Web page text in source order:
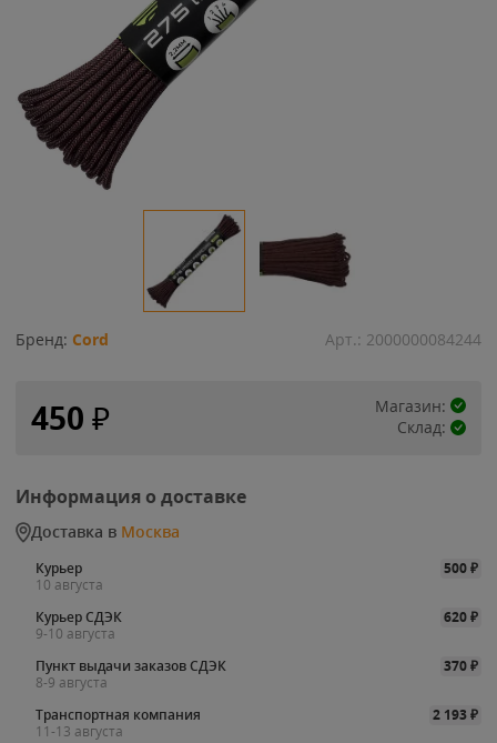
Бренд: Cord Арт.: 2000000084244
450 ₽
Магазин:
Склад:
Информация о доставке
Доставка в Москва
Курьер 500₽
10 августа
Курьер СДЭК
620₽
9-10 августа
Пункт выдачи заказов СДЭК
370₽
8-9 августа
Транспортная компания
2 193₽
11-13 августа